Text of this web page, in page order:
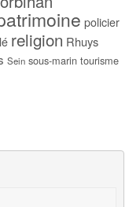
policier
religion Rhuys
Sein sous-marin tourisme